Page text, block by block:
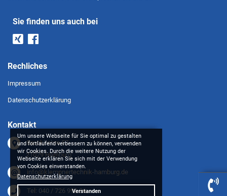
Sie finden uns auch bei
Rechliches
Impressum
Datenschutzerklärung
Kontakt
Brookkehre 57
21029 Hamburg
info@klempnertechnik-hamburg.de
Tel: 040 / 726 999 86
Um unsere Webseite für Sie optimal zu gestalten
und fortlaufend verbessern zu können, verwenden
wir Cookies. Durch die weitere Nutzung der
Webseite erklären Sie sich mit der Verwendung
von Cookies einverstanden.
Datenschutzerklärung
Verstanden